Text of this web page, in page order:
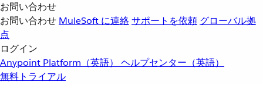
お問い合わせ
お問い合わせ MuleSoft に連絡サポートを依頼 グローバル拠
点
ログイン
Anypoint Platform（英語） ヘルプセンター（英語）
無料トライアル